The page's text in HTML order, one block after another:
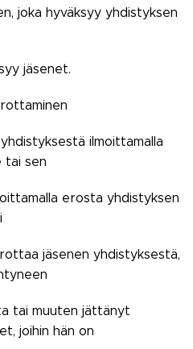
joka hyväksyy yhdistyksen
jäsenet.
ilmoittamalla
tai sen
erosta yhdistyksen
jäsenen yhdistyksestä,
tai muuten jättänyt
joihin hän on